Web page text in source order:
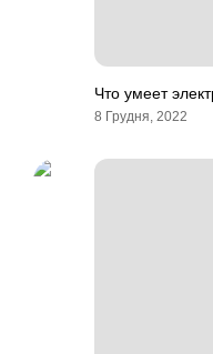
Что умеет
8 Грудня, 2022